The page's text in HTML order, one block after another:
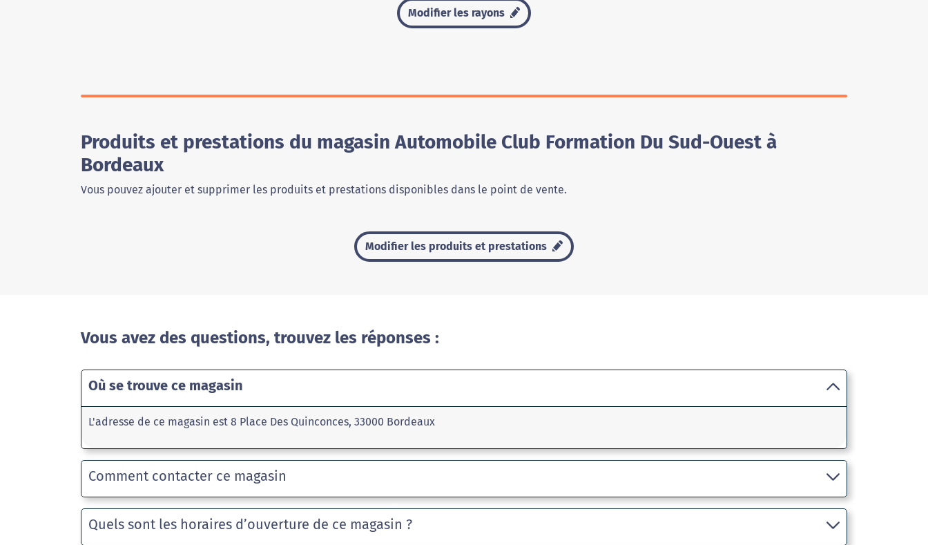
Modifier les rayons
Produits et prestations du magasin Automobile Club Formation Du Sud-Ouest à
Bordeaux
Vous pouvez ajouter et supprimer les produits et prestations disponibles dans le point de vente.
Modifier les produits et prestations
Vous avez des questions, trouvez les réponses :
Où se trouve ce magasin
L'adresse de ce magasin est 8 Place Des Quinconces, 33000 Bordeaux
Comment contacter ce magasin
Quels sont les horaires d’ouverture de ce magasin ?